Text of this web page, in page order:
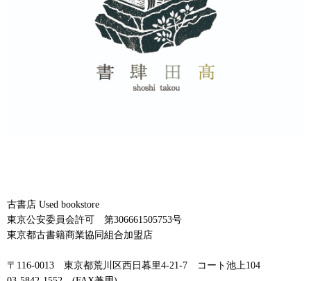
古書店 Used bookstore
東京公安委員会許可 第306661505753号
東京都古書籍商業協同組合加盟店
〒116-0013 東京都荒川区西日暮里4-21-7 コート池上104